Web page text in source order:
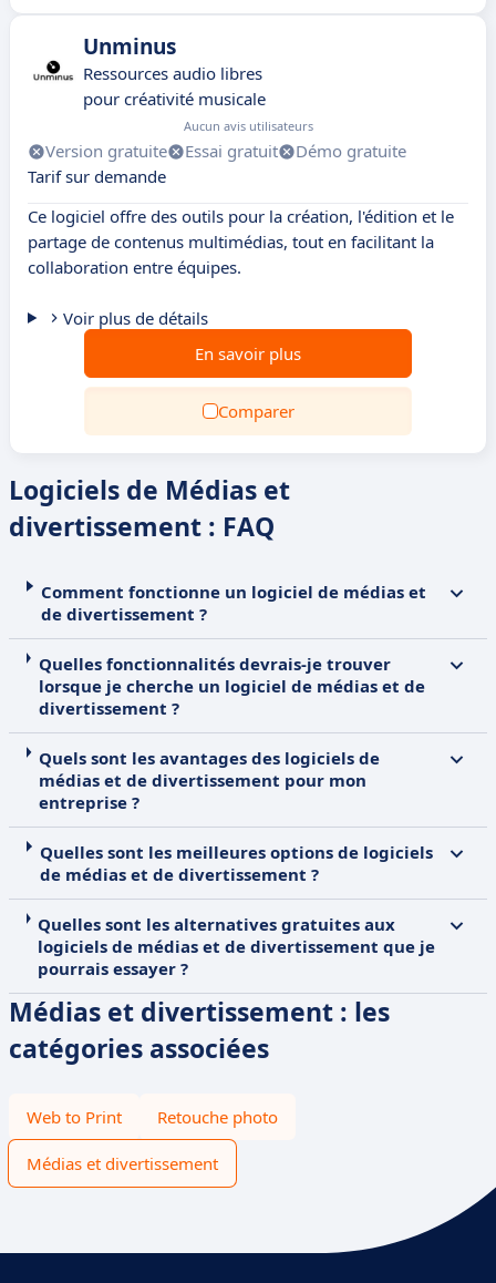
Unminus
Ressources audio libres
pour créativité musicale
Aucun avis utilisateurs
Version gratuite Essai gratuit
Démo gratuite
Tarif sur demande
Ce logiciel offre des outils pour la création, l'édition et le
partage de contenus multimédias, tout en facilitant la
collaboration entre équipes.
Voir plus de détails
En savoir plus
Comparer
Logiciels de Médias et
divertissement : FAQ
Comment fonctionne un logiciel de médias et
de divertissement ?
Quelles fonctionnalités devrais-je trouver
lorsque je cherche un logiciel de médias et de
divertissement ?
Quels sont les avantages des logiciels de
médias et de divertissement pour mon
entreprise ?
Quelles sont les meilleures options de logiciels
de médias et de divertissement ?
Quelles sont les alternatives gratuites aux
logiciels de médias et de divertissement que je
pourrais essayer ?
Médias et divertissement : les
catégories associées
Web to Print Retouche photo
Médias et divertissement